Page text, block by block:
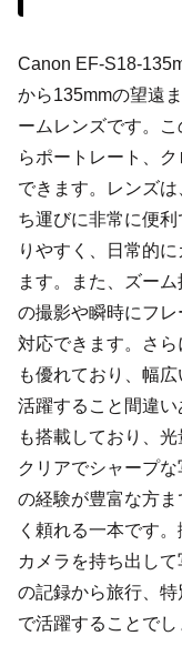
Canon EF-S18-
から135mmの望遠
ームレンズです。
らポートレート、
できます。レンズ
ち運びに非常に便
りやすく、日常的
ます。また、ズー
の撮影や瞬時にフレ
対応できます。さ
も優れており、幅
活躍すること間違
も搭載しており、
クリアでシャープ
の経験が豊富な方
く頼れる一本です
カメラを持ち出し
の記録から旅行、
で活躍することでし